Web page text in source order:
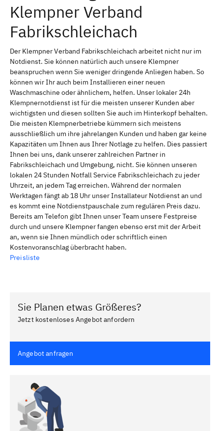
Klempner Verband
Fabrikschleichach
Der Klempner Verband Fabrikschleichach arbeitet nicht nur im
Notdienst. Sie können natürlich auch unsere Klempner
beanspruchen wenn Sie weniger dringende Anliegen haben. So
können wir Ihr auch beim Installieren einer neuen
Waschmaschine oder ähnlichem, helfen. Unser lokaler 24h
Klempnernotdienst ist für die meisten unserer Kunden aber
wichtigsten und diesen sollten Sie auch im Hinterkopf behalten.
Die meisten Klempnerbetriebe kümmern sich meistens
ausschließlich um ihre jahrelangen Kunden und haben gar keine
Kapazitäten um Ihnen aus Ihrer Notlage zu helfen. Dies passiert
Ihnen bei uns, dank unserer zahlreichen Partner in
Fabrikschleichach und Umgebung, nicht. Sie können unseren
lokalen 24 Stunden Notfall Service Fabrikschleichach zu jeder
Uhrzeit, an jedem Tag erreichen. Während der normalen
Werktagen fängt ab 18 Uhr unser Installateur Notdienst an und
es kommt eine Notdienstpauschale zum regulären Preis dazu.
Bereits am Telefon gibt Ihnen unser Team unsere Festpreise
durch und unsere Klempner fangen ebenso erst mit der Arbeit
an, wenn sie Ihnen mündlich oder schriftlich einen
Kostenvoranschlag überbracht haben.
Preisliste
Sie Planen etwas Größeres?
Jetzt kostenloses Angebot anfordern
Angebot anfragen